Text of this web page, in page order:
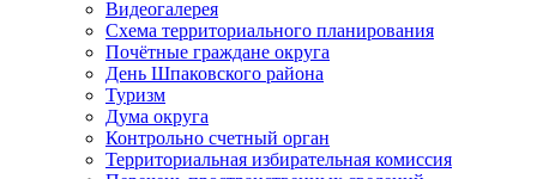
Видеогалерея
Схема территориального планирования
Почётные граждане округа
День Шпаковского района
Туризм
Дума округа
Контрольно счетный орган
Территориальная избирательная комиссия